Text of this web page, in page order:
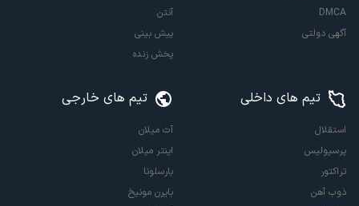
DMCA
آگهی دولتی
آنتن
پیش بینی
پخش زنده
تیم های داخلی
استقلال
پرسپولیس
تراکتور
ذوب آهن
تیم های خارجی
آث میلان
اینتر میلان
بارسلونا
بایرن مونیخ